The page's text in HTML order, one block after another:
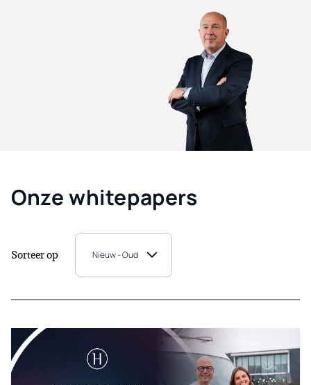
Onze whitepapers
Sorteer op